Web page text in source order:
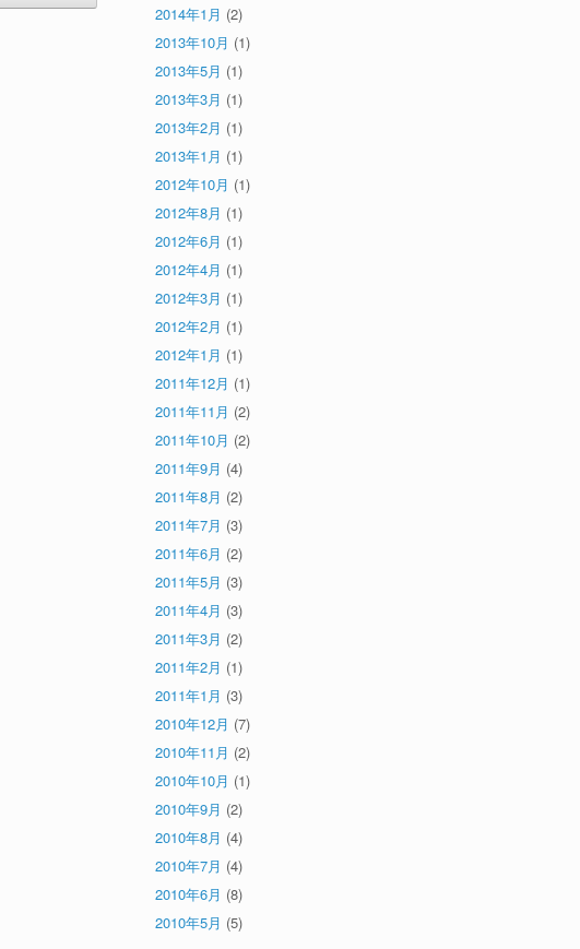
2014年1月 (2)
2013年10月 (1)
2013年5月 (1)
2013年3月 (1)
2013年2月 (1)
2013年1月 (1)
2012年10月 (1)
2012年8月 (1)
2012年6月 (1)
2012年4月 (1)
2012年3月 (1)
2012年2月 (1)
2012年1月 (1)
2011年12月 (1)
2011年11月 (2)
2011年10月 (2)
2011年9月 (4)
2011年8月 (2)
2011年7月 (3)
2011年6月 (2)
2011年5月 (3)
2011年4月 (3)
2011年3月 (2)
2011年2月 (1)
2011年1月 (3)
2010年12月 (7)
2010年11月 (2)
2010年10月 (1)
2010年9月 (2)
2010年8月 (4)
2010年7月 (4)
2010年6月 (8)
2010年5月 (5)